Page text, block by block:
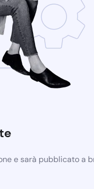
e sarà pubblicato a